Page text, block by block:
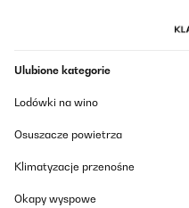
Nach einem Jahr war
auch für die freundliche
Amazon-Benutzer
Ulubione kategorie
Lodówki na wino
Osuszacze powietrza
Klimatyzacje przenośne
Okapy wyspowe